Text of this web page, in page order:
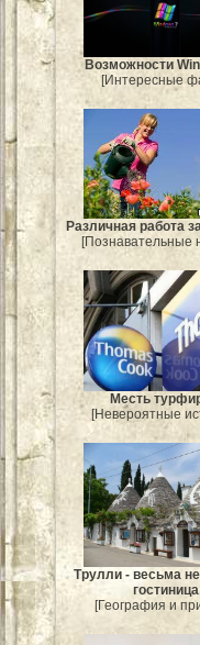
Возможности
[Интересные
Различная работа
[Познавательные
Месть
[Невероятные
Трулли - весьма
гостиница
[География и